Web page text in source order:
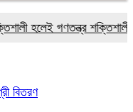
গণতন্ত্র শক্তিশালী হবে:
বিতরণ